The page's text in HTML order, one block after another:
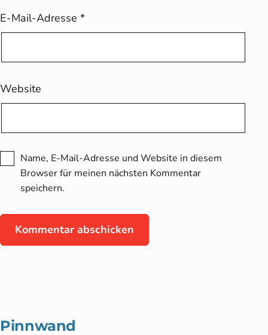
E-Mail-Adresse *
Website
Name, E-Mail-Adresse und Website in diesem
Browser für meinen nächsten Kommentar
speichern.
Pinnwand